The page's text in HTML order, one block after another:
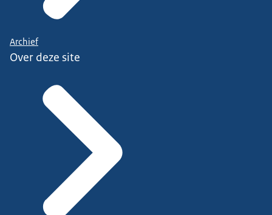
Archief
Over deze site